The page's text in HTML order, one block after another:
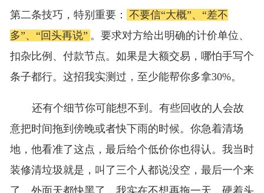
第二条技巧，特别重要： 不要信“大概”、“差不
多”、“回头再说” 。要求对方给出明确的计价单位、
扣杂比例、付款节点。如果是大额交易，哪怕手写个
条子都行。这招我实测过，至少能帮你多拿30%。
还有个细节你可能想不到。有些回收的人会故
意把时间拖到傍晚或者快下雨的时候。你急着清场
地，他看准了这点，最后给个低价你也得认。我当时
装修清垃圾就是，叫了三个人都说没空，最后一个来